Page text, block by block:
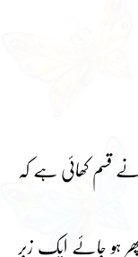
قسم کھائی ہے کہ
پھر ہو جائے ایک زبر